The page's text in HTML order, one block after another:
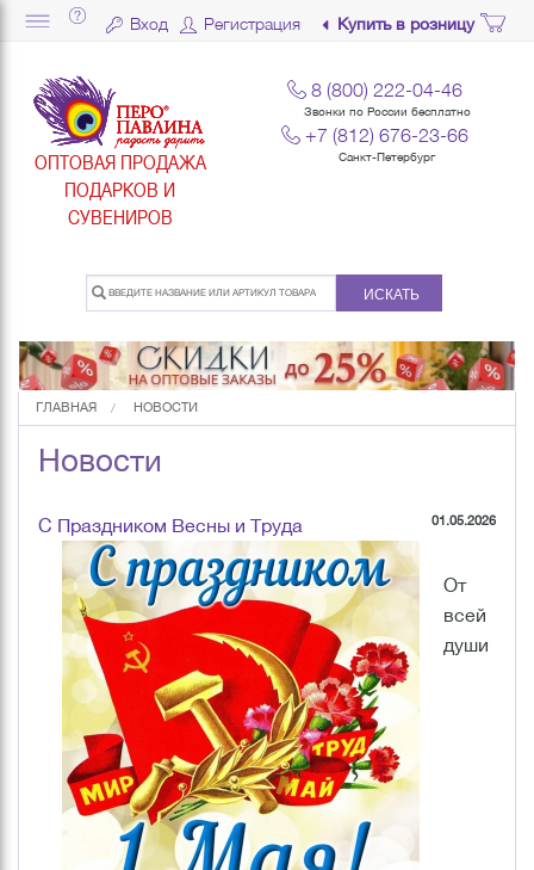
Вход Регистрация Купить в розницу
ОПТОВАЯ ПРОДАЖА
ПОДАРКОВ И
СУВЕНИРОВ
8 (800) 222-04-46
Звонки по России бесплатно
+7 (812) 676-23-66
Санкт-Петербург
ИСКАТЬ
ГЛАВНАЯ НОВОСТИ
Новости
С Праздником Весны и Труда 01.05.2026
От
всей
души